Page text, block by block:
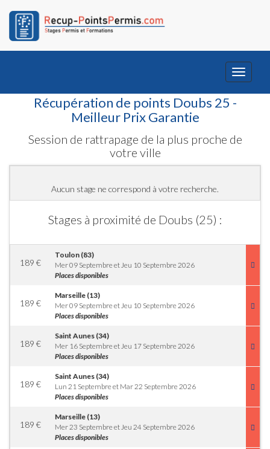
Toggle
Récupération de points Doubs 25 -
Meilleur Prix Garantie
Session de rattrapage de la plus proche de
votre ville
Aucun stage ne correspond à votre recherche.
Stages à proximité de Doubs (25) :
189 €
Toulon (83)
Mer 09 Septembre et Jeu 10 Septembre 2026
Places disponibles
189 €
Marseille (13)
Mer 09 Septembre et Jeu 10 Septembre 2026
Places disponibles
189 €
Saint Aunes (34)
Mer 16 Septembre et Jeu 17 Septembre 2026
Places disponibles
189 €
Saint Aunes (34)
Lun 21 Septembre et Mar 22 Septembre 2026
Places disponibles
189 €
Marseille (13)
Mer 23 Septembre et Jeu 24 Septembre 2026
Places disponibles